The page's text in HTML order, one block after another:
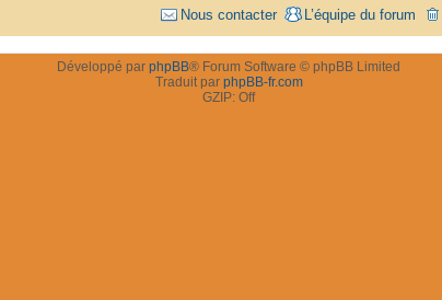
L’équipe du forum
Nous contacter
Développé par phpBB® Forum Software © phpBB Limited
Traduit par phpBB-fr.com
GZIP: Off